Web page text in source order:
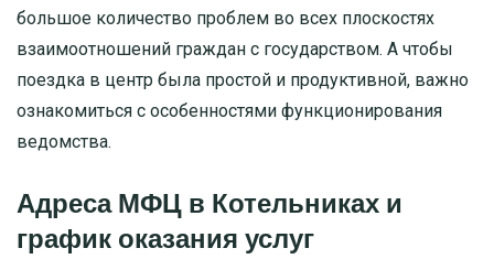
большое количество проблем во всех плоскостях
взаимоотношений граждан с государством. А чтобы
поездка в центр была простой и продуктивной, важно
ознакомиться с особенностями функционирования
ведомства.
Адреса МФЦ в Котельниках и
график оказания услуг
ЦАО
САО
МОСКОВСКАЯ ОБЛАСТЬ
ПУШКИНО
ДЗЕРЖИНСКИЙ